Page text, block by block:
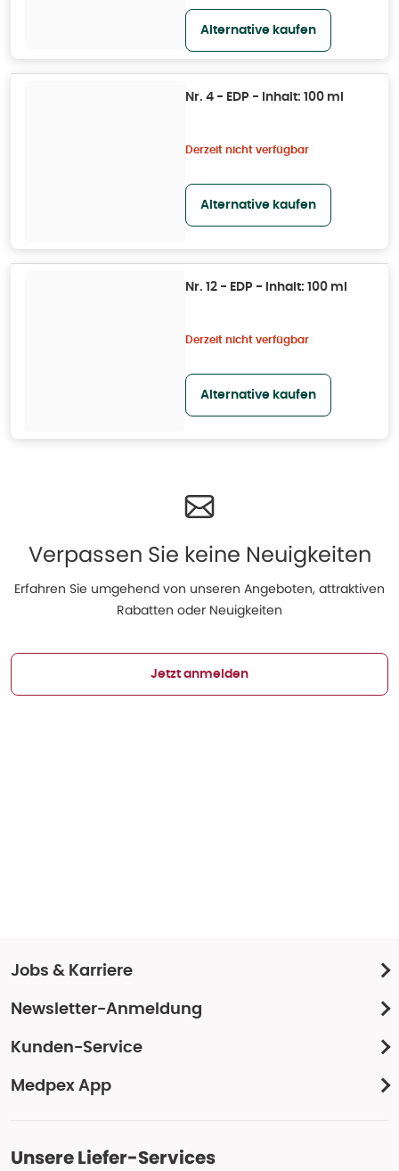
Alternative kaufen
Nr. 4 - EDP - Inhalt: 100 ml
Derzeit nicht verfügbar
Alternative kaufen
Nr. 12 - EDP - Inhalt: 100 ml
Derzeit nicht verfügbar
Alternative kaufen
Verpassen Sie keine Neuigkeiten
Erfahren Sie umgehend von unseren Angeboten, attraktiven
Rabatten oder Neuigkeiten
Jetzt anmelden
Jobs & Karriere
Newsletter-Anmeldung
Kunden-Service
Medpex App
Unsere Liefer-Services